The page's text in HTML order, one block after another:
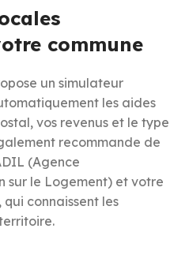
commune
un simulateur
les aides
vos revenus et le type
recommande de
(Agence
sur le Logement) et votre
qui connaissent les